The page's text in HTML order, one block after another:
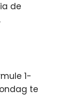
de
1-
te